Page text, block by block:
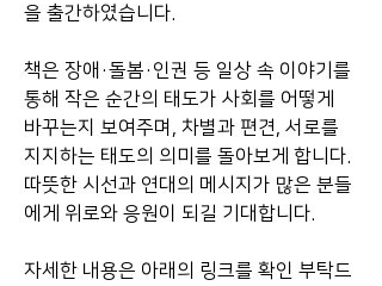
을 출간하였습니다.
책은 장애·돌봄·인권 등 일상 속 이야기를
통해 작은 순간의 태도가 사회를 어떻게
바꾸는지 보여주며, 차별과 편견, 서로를
지지하는 태도의 의미를 돌아보게 합니다.
따뜻한 시선과 연대의 메시지가 많은 분들
에게 위로와 응원이 되길 기대합니다.
자세한 내용은 아래의 링크를 확인 부탁드